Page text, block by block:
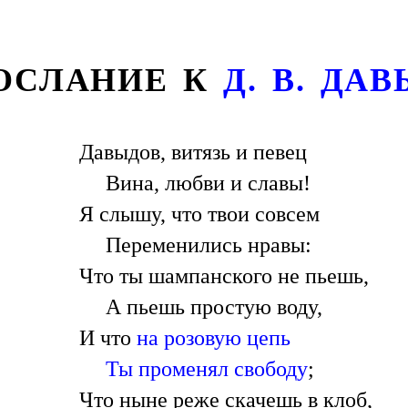
К Д. В.
Давыдов, витязь и певец
Вина, любви и славы!
Я слышу, что твои совсем
Переменились нравы:
Что ты шампанского не пьешь,
А пьешь простую воду,
И чтона розовую цепь
Ты променял свободу;
Что ныне реже скачешь в клоб,